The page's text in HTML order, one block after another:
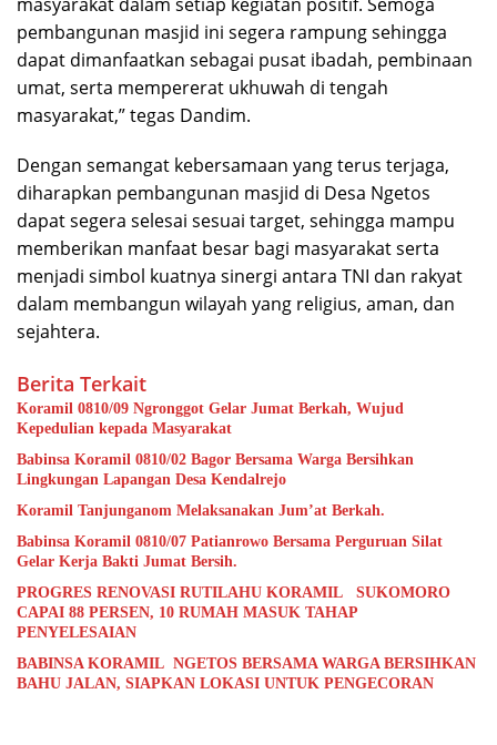
pembangunan masjid ini segera rampung sehingga
dapat dimanfaatkan sebagai pusat ibadah, pembinaan
umat, serta mempererat ukhuwah di tengah
masyarakat,” tegas Dandim.
Dengan semangat kebersamaan yang terus terjaga,
diharapkan pembangunan masjid di Desa Ngetos
dapat segera selesai sesuai target, sehingga mampu
memberikan manfaat besar bagi masyarakat serta
menjadi simbol kuatnya sinergi antara TNI dan rakyat
dalam membangun wilayah yang religius, aman, dan
sejahtera.
Berita Terkait
Koramil 0810/09 Ngronggot Gelar Jumat Berkah, Wujud
Kepedulian kepada Masyarakat
Babinsa Koramil 0810/02 Bagor Bersama Warga Bersihkan
Lingkungan Lapangan Desa Kendalrejo
Koramil Tanjunganom Melaksanakan Jum’at Berkah.
Babinsa Koramil 0810/07 Patianrowo Bersama Perguruan Silat
Gelar Kerja Bakti Jumat Bersih.
PROGRES RENOVASI RUTILAHU KORAMIL SUKOMORO
CAPAI 88 PERSEN, 10 RUMAH MASUK TAHAP
PENYELESAIAN
BABINSA KORAMIL NGETOS BERSAMA WARGA BERSIHKAN
BAHU JALAN, SIAPKAN LOKASI UNTUK PENGECORAN